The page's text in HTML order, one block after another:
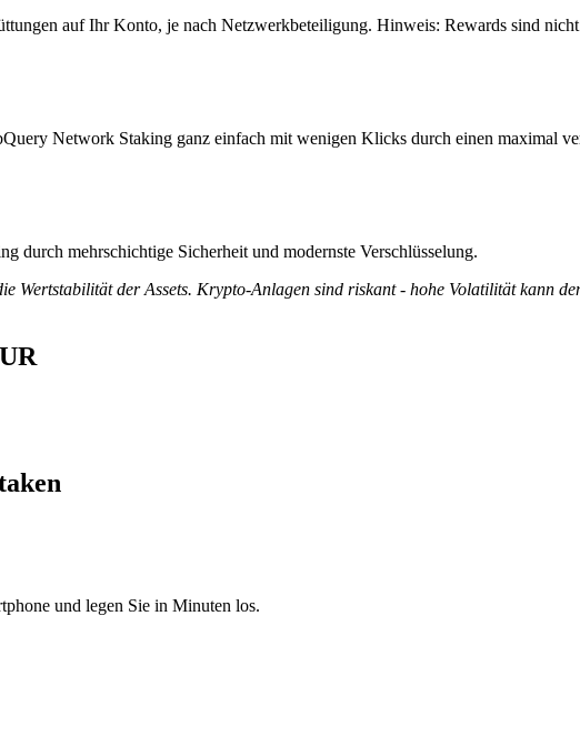
auf Ihr Konto, je nach Netzwerkbeteiligung. Hinweis: Rewards sind
Network Staking ganz einfach mit wenigen Klicks durch einen maximal
durch mehrschichtige Sicherheit und modernste Verschlüsselung.
Wertstabilität der Assets. Krypto-Anlagen sind riskant - hohe Volatilität kann
und legen Sie in Minuten los.